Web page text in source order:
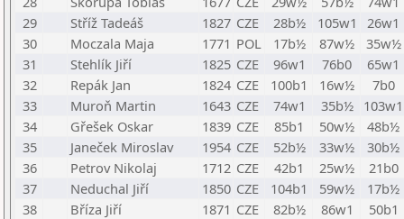
29
Stříž Tadeáš 1827 CZE 28b½ 105w1
26w1
30
Moczala Maja 1771 POL 17b½ 87w½
35w½
31
Stehlík Jiří 1825 CZE 96w1 76b0
65w1
32
Repák Jan 1824 CZE 100b1 16w½
7b0
33
Muroň Martin 1643 CZE 74w1 35b½
103w1
34
Gřešek Oskar 1839 CZE 85b1 50w½
48b½
35
Janeček Miroslav 1954 CZE 52b½ 33w½
30b½
36
Petrov Nikolaj 1712 CZE 42b1 25w½
21b0
37
Neduchal Jiří 1850 CZE 104b1 59w½
17b½
38
Bříza Jiří 1871 CZE 82b½ 86w1
50b1